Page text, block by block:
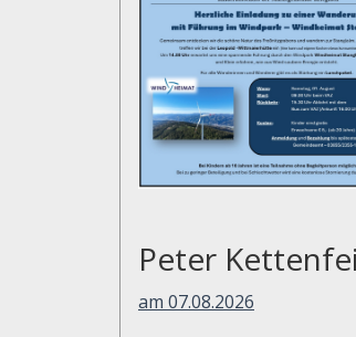
Peter
am 07.08.2026